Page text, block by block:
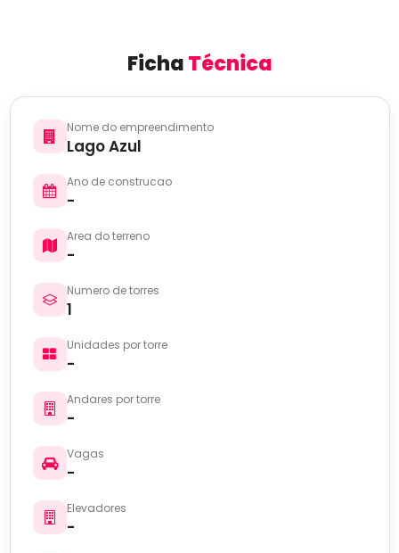
FichaTécnica
Nome do empreendimento
Lago Azul
Ano de construcao
-
Area do terreno
-
Numero de torres
1
Unidades por torre
-
Andares por torre
-
Vagas
-
Elevadores
-